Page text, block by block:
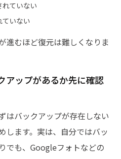
ていない
ていない
進むほど復元は難しくなりま
ップがあるか先に確認
はバックアップが存在しない
します。実は、自分ではバッ
でも、Googleフォトなどの